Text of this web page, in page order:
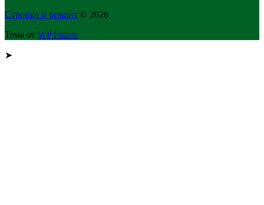
Стройка и ремонт © 2026
Тема от WP Puzzle
➤